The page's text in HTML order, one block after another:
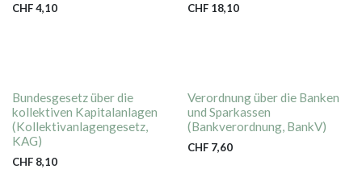
CHF4,10 CHF 18,10
Bundesgesetz über die
kollektiven Kapitalanlagen
(Kollektivanlagengesetz,
KAG)
CHF 8,10
Verordnung über die Banken
und Sparkassen
(Bankverordnung, BankV)
CHF 7,60